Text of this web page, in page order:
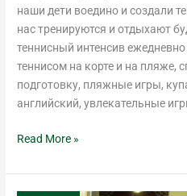
наши дети воедино и создали
нас тренируются и отдыхают
теннисный интенсив
теннисом на корте и на пляже,
подготовку, пляжные игры,
английский, увлекательные
Read More »